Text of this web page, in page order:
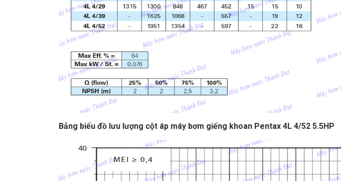
Bảng biểu đồ lưu lượng cột áp máy bơm giếng khoan Pentax 4L 4/52 5.5HP